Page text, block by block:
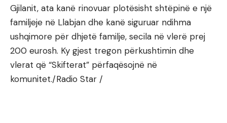
Gjilanit, ata kanë rinovuar plotësisht shtëpinë e një
familjeje në Llabjan dhe kanë siguruar ndihma
ushqimore për dhjetë familje, secila në vlerë prej
200 eurosh. Ky gjest tregon përkushtimin dhe
vlerat që “Skifterat” përfaqësojnë në
komunitet./Radio Star /